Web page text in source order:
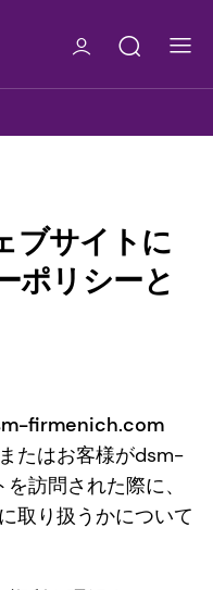
サイトに
ポリシーと
firmenich.com
たはお客様がdsm-
訪問された際に、
取り扱うかについて